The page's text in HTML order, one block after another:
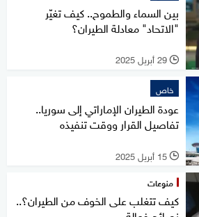
بين السماء والطموح.. كيف تغيّر
"الاتحاد" معادلة الطيران؟
l 29 أبريل 2025
خاص
عودة الطيران الإماراتي إلى سوريا..
تفاصيل القرار ووقت تنفيذه
l 15 أبريل 2025
منوعات
كيف تتغلب على الخوف من الطيران؟..